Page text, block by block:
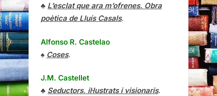
♣ L’esclat que ara m’ofrenes. Obra
poètica de Lluís Casals.
Alfonso R. Castelao
♠ Coses.
J.M. Castellet
♣ Seductors, il·lustrats i visionaris.